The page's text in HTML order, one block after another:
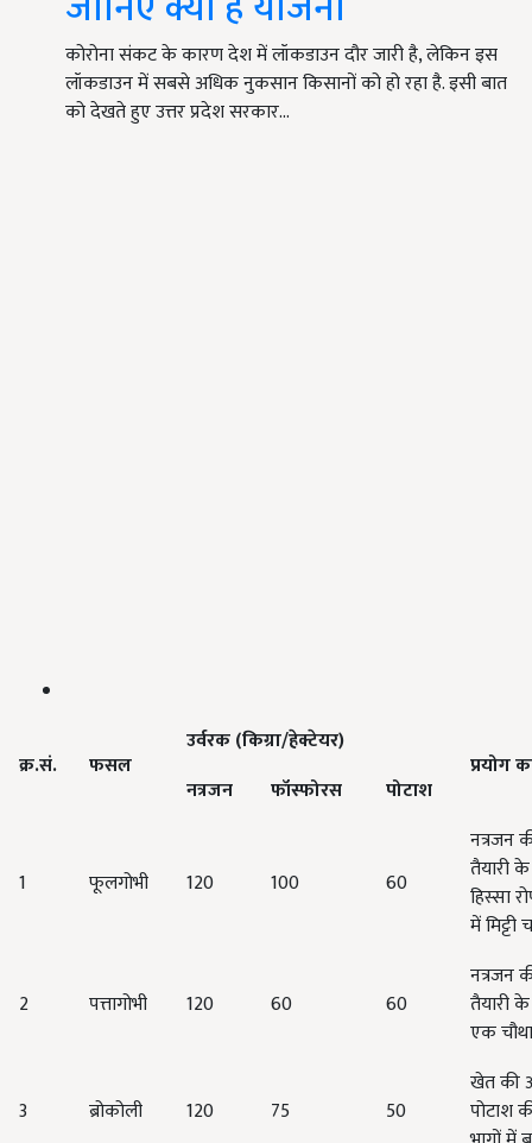
कोरोना संकट के कारण देश में लॉकडाउन दौर जारी है, लेकिन इस
लॉकडाउन में सबसे अधिक नुकसान किसानों को हो रहा है. इसी बात
को देखते हुए उत्तर प्रदेश सरकार…
क्र.सं. फसल
उर्वरक(किग्रा/हेक्टेयर)
प्रयोग
नत्रजन फॉस्फोरस पोटाश
1 फूलगोभी 120 100 60
नत्रजन
तैयारी
हिस्सा
में
2 पत्तागोभी 120 60 60
नत्रजन
तैयारी
एक
3 ब्रोकोली 120 75 50
खेत की
पोटाश